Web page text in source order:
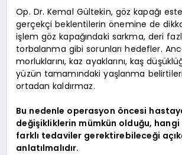
Op. Dr. Kemal Gültekin, göz kapağı
gerçekçi beklentilerin önemine de
işlem göz kapağındaki sarkma, deri
torbalanma gibi sorunları hedefler.
morluklarını, kaz ayaklarını, kaş
yüzün tamamındaki yaşlanma
ortadan kaldırmaz.
Bu nedenle operasyon öncesi
değişikliklerin mümkün olduğu,
farklı tedaviler gerektirebileceği
anlatılmalıdır.